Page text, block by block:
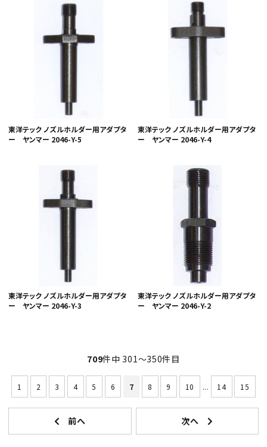
東洋テック ノズルホルダー用アダプタ
ー ヤンマー 2046-Y-5
東洋テック ノズルホルダー用アダプタ
ー ヤンマー 2046-Y-4
東洋テック ノズルホルダー用アダプタ
ー ヤンマー 2046-Y-3
東洋テック ノズルホルダー用アダプタ
ー ヤンマー 2046-Y-2
709件中 301〜350件目
1 2 3 4 5 6 7 8 9 10 ... 14 15